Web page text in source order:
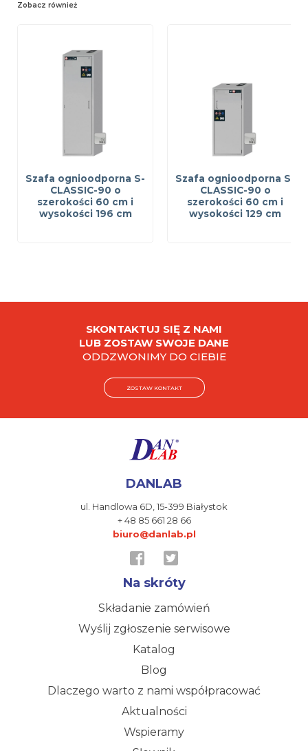
Zobacz również
Szafa ognioodporna S-
CLASSIC-90 o
szerokości 60 cm i
wysokości 196 cm
Szafa ognioodporna S-
CLASSIC-90 o
szerokości 60 cm i
wysokości 129 cm
SKONTAKTUJ SIĘ Z NAMI
LUB ZOSTAW SWOJE DANE
ODDZWONIMY DO CIEBIE
ZOSTAW KONTAKT
DANLAB
ul. Handlowa 6D,15-399 Białystok
+ 48 85 661 28 66
biuro@danlab.pl
Na skróty
Składanie zamówień
Wyślij zgłoszenie serwisowe
Katalog
Blog
Dlaczego warto z nami współpracować
Aktualności
Wspieramy